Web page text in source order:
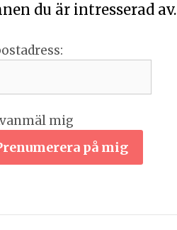
du är intresserad av.
mig
på mig